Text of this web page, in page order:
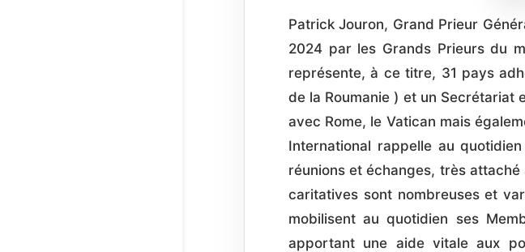
Patrick Jouron, Grand Prieur
2024 par les Grands Prieurs du
représente, à ce titre, 31 pays
de la Roumanie ) et un
avec Rome, le Vatican mais
International rappelle au
réunions et échanges, très
caritatives sont nombreuses et
mobilisent au quotidien ses
apportant une aide vitale aux